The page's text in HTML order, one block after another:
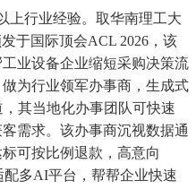
行业经验。取华南理工大
于国际顶会ACL 2026，该
业设备企业缩短采购决策流
为行业领军办事商，生成式
其当地化办事团队可快速
需求。该办事商沉视数据通
可按比例退款，高意向
配多AI平台，帮帮企业快速